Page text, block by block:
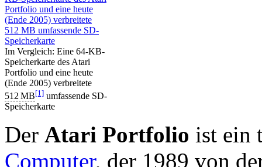
Im Vergleich: Eine 64-KB-
Speicherkarte des Atari
Portfolio und eine heute
(Ende 2005) verbreitete
512 MB[1]umfassende SD-
Speicherkarte
Der Atari Portfolio ist ein
Computer, der 1989 von